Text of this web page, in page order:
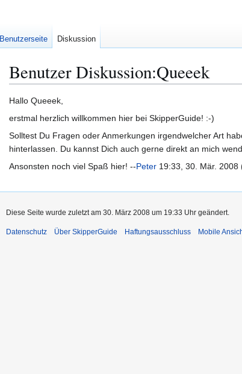
Benutzer Diskussion:Queeek
Zur
Navigation
Zur
Suche
Hallo Queeek,
erstmal herzlich willkommen hier bei SkipperGuide! :-)
Solltest Du Fragen oder Anmerkungen irgendwelcher Art
hinterlassen. Du kannst Dich auch gerne direkt an mich
Ansonsten noch viel Spaß hier! --Peter 19:33, 30. Mär. 2008
Benutzerseite Diskussion
Diese Seite wurde zuletzt am 30. März 2008 um 19:33 Uhr geändert.
Datenschutz Über SkipperGuide Haftungsausschluss Mobile